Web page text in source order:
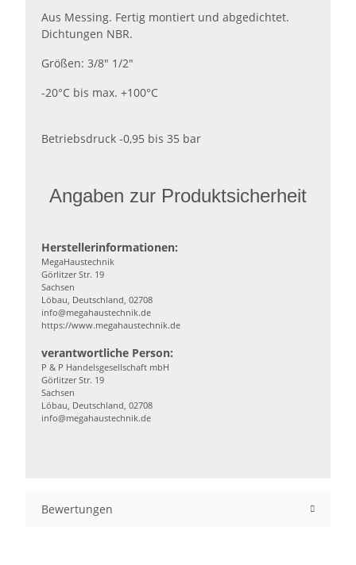
Aus Messing. Fertig montiert und abgedichtet.
Dichtungen NBR.
Größen: 3/8" 1/2"
-20°C bis max. +100°C
Betriebsdruck -0,95 bis 35 bar
Angaben zur Produktsicherheit
Herstellerinformationen:
MegaHaustechnik
Görlitzer Str. 19
Sachsen
Löbau, Deutschland, 02708
info@megahaustechnik.de
https://www.megahaustechnik.de
verantwortliche Person:
P & P Handelsgesellschaft mbH
Görlitzer Str. 19
Sachsen
Löbau, Deutschland, 02708
info@megahaustechnik.de
Bewertungen